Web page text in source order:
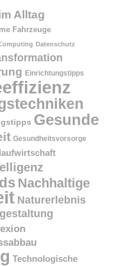
Alltag
Fahrzeuge
Datenschutz
Einrichtungstipps
Gesunde
Gesundheitsvorsorge
Nachhaltige
Naturerlebnis
Technologische